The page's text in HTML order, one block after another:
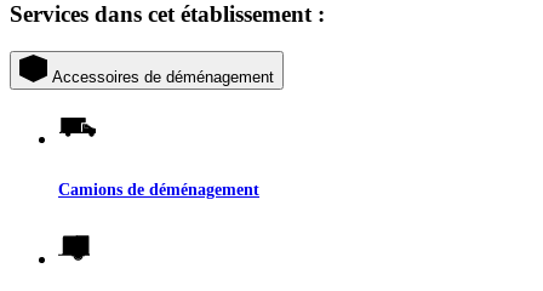
Services dans cet établissement :
Accessoires de déménagement
Camions de déménagement